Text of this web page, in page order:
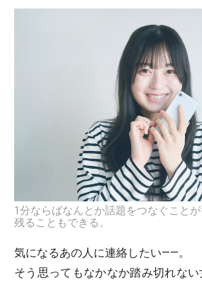
1分ならばなんとか話題をつなぐこと
残ることもできる。
気になるあの人に連絡したい――。
そう思ってもなかなか踏み切れな